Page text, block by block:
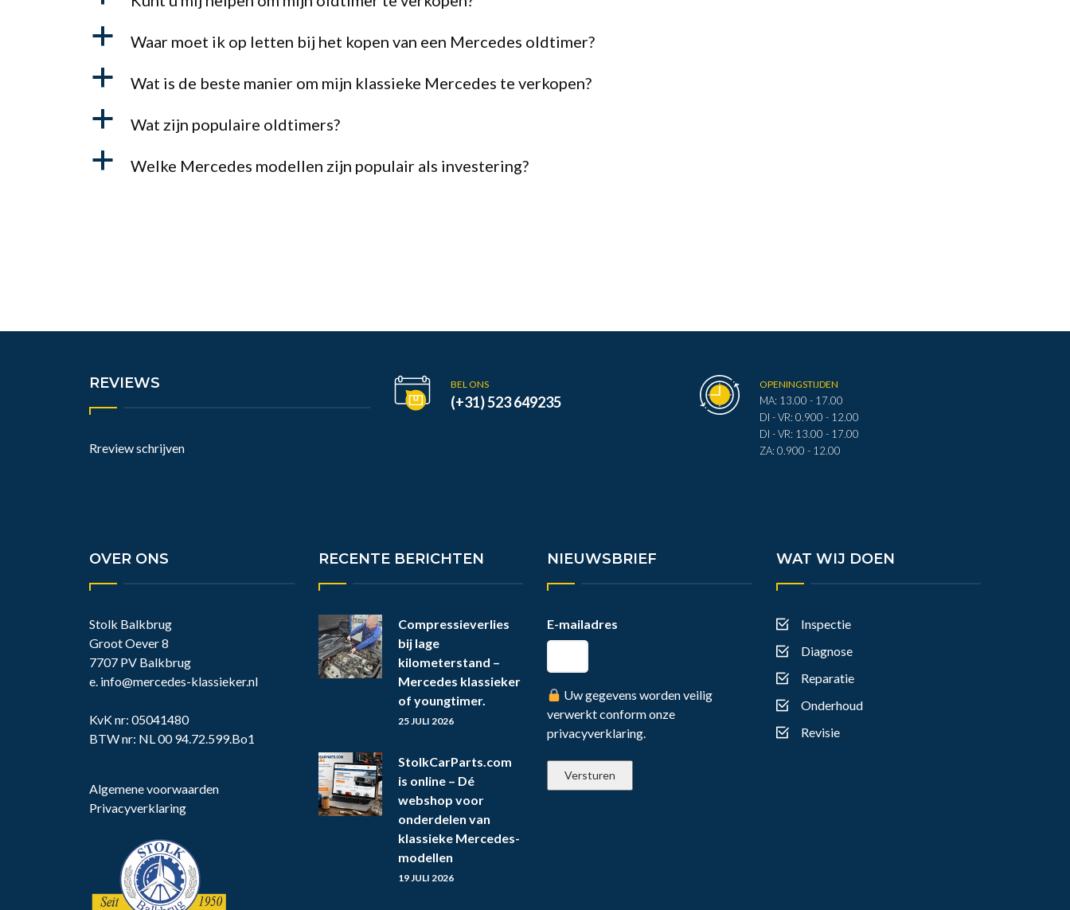
a Waar moet ik op letten bij het kopen van een Mercedes oldtimer?
a Wat is de beste manier om mijn klassieke Mercedes te verkopen?
a Wat zijn populaire oldtimers?
a Welke Mercedes modellen zijn populair als investering?
REVIEWS
Rreview schrijven
BEL ONS
(+31) 523 649235
OPENINGSTIJDEN
MA: 13.00 - 17.00
DI - VR: 0.900 - 12.00
DI - VR: 13.00 - 17.00
ZA: 0.900 - 12.00
OVER ONS
Stolk Balkbrug
Groot Oever 8
7707 PV Balkbrug
e. info@mercedes-klassieker.nl
KvK nr: 05041480
BTW nr: NL 00 94.72.599.Bo1
Algemene voorwaarden
Privacyverklaring
RECENTE BERICHTEN
Compressieverlies
bij lage
kilometerstand –
Mercedes klassieker
of youngtimer.
25 JULI 2026
StolkCarParts.com
is online – Dé
webshop voor
onderdelen van
klassieke Mercedes-
modellen
19 JULI 2026
NIEUWSBRIEF
E-mailadres
Uw gegevens worden veilig
verwerkt conform onze
privacyverklaring.
WAT WIJ DOEN
Inspectie
Diagnose
Reparatie
Onderhoud
Revisie